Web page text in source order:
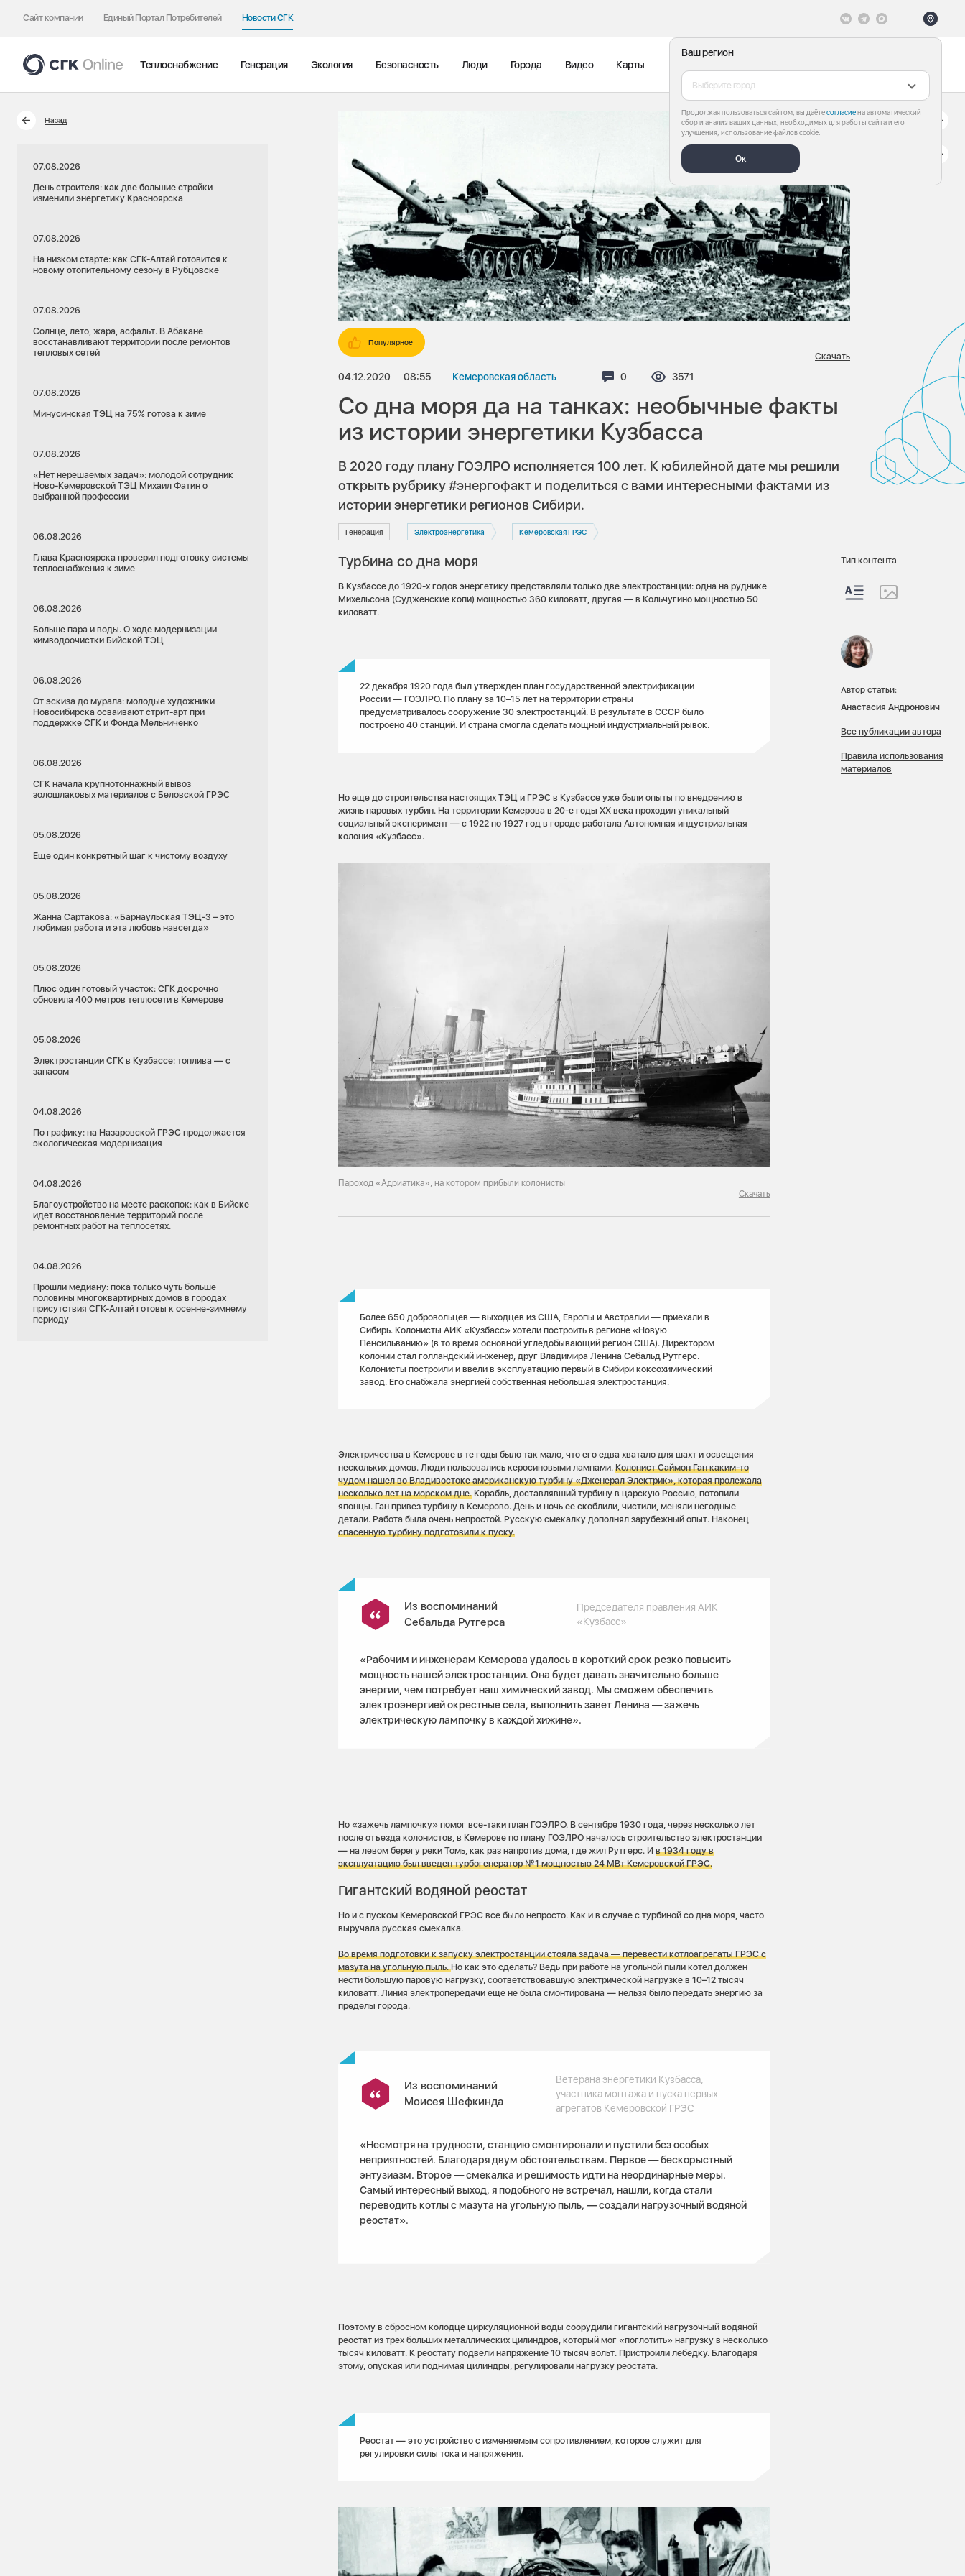
Сайт компании Единый Портал Потребителей Новости СГК
Ваш регион
Выберите город
Продолжая пользоваться сайтом, вы даётесогласиена автоматический
сбор и анализ ваших данных, необходимых для работы сайта и его
улучшения, использование файлов cookie.
Ок
Теплоснабжение Генерация Экология Безопасность Люди Города Видео Карты
Назад
07.08.2026
День строителя: как две большие стройки
изменили энергетику Красноярска
07.08.2026
На низком старте: как СГК-Алтай готовится к
новому отопительному сезону в Рубцовске
07.08.2026
Солнце, лето, жара, асфальт. В Абакане
восстанавливают территории после ремонтов
тепловых сетей
07.08.2026
Минусинская ТЭЦ на 75% готова к зиме
07.08.2026
«Нет нерешаемых задач»: молодой сотрудник
Ново-Кемеровской ТЭЦ Михаил Фатин о
выбранной профессии
06.08.2026
Глава Красноярска проверил подготовку системы
теплоснабжения к зиме
06.08.2026
Больше пара и воды. О ходе модернизации
химводоочистки Бийской ТЭЦ
06.08.2026
От эскиза до мурала: молодые художники
Новосибирска осваивают стрит-арт при
поддержке СГК и Фонда Мельниченко
06.08.2026
СГК начала крупнотоннажный вывоз
золошлаковых материалов с Беловской ГРЭС
05.08.2026
Еще один конкретный шаг к чистому воздуху
05.08.2026
Жанна Сартакова: «Барнаульская ТЭЦ-3 – это
любимая работа и эта любовь навсегда»
05.08.2026
Плюс один готовый участок: СГК досрочно
обновила 400 метров теплосети в Кемерове
05.08.2026
Электростанции СГК в Кузбассе: топлива — с
запасом
04.08.2026
По графику: на Назаровской ГРЭС продолжается
экологическая модернизация
04.08.2026
Благоустройство на месте раскопок: как в Бийске
идет восстановление территорий после
ремонтных работ на теплосетях.
04.08.2026
Прошли медиану: пока только чуть больше
половины многоквартирных домов в городах
присутствия СГК-Алтай готовы к осенне-зимнему
периоду
Популярное
04.12.2020 08:55 Кемеровская область Комментариев:
0 Просмотров:
3571
Скачать
Со дна моря да на танках: необычные факты
из истории энергетики Кузбасса
В 2020 году плану ГОЭЛРО исполняется 100 лет. К юбилейной дате мы решили
открыть рубрику #энергофакт и поделиться с вами интересными фактами из
истории энергетики регионов Сибири.
Генерация Электроэнергетика Кемеровская ГРЭС
Турбина со дна моря
В Кузбассе до 1920-х годов энергетику представляли только две электростанции: одна на руднике
Михельсона (Судженские копи) мощностью 360 киловатт, другая — в Кольчугино мощностью 50
киловатт.
22 декабря 1920 года был утвержден план государственной электрификации
России — ГОЭЛРО. По плану за 10–15 лет на территории страны
предусматривалось сооружение 30 электростанций. В результате в СССР было
построено 40 станций. И страна смогла сделать мощный индустриальный рывок.
Но еще до строительства настоящих ТЭЦ и ГРЭС в Кузбассе уже были опыты по внедрению в
жизнь паровых турбин. На территории Кемерова в 20-е годы XX века проходил уникальный
социальный эксперимент — с 1922 по 1927 год в городе работала Автономная индустриальная
колония «Кузбасс».
Пароход «Адриатика», на котором прибыли колонисты
Скачать
Более 650 добровольцев — выходцев из США, Европы и Австралии — приехали в
Сибирь. Колонисты АИК «Кузбасс» хотели построить в регионе «Новую
Пенсильванию» (в то время основной угледобывающий регион США). Директором
колонии стал голландский инженер, друг Владимира Ленина Себальд Рутгерс.
Колонисты построили и ввели в эксплуатацию первый в Сибири коксохимический
завод. Его снабжала энергией собственная небольшая электростанция.
Электричества в Кемерове в те годы было так мало, что его едва хватало для шахт и освещения
нескольких домов. Люди пользовались керосиновыми лампами.Колонист Саймон Ган каким-то
чудом нашел во Владивостоке американскую турбину «Дженерал Электрик», которая пролежала
несколько лет на морском дне. Корабль, доставлявший турбину в царскую Россию, потопили
японцы. Ган привез турбину в Кемерово. День и ночь ее скоблили, чистили, меняли негодные
детали. Работа была очень непростой. Русскую смекалку дополнял зарубежный опыт. Наконец
спасенную турбину подготовили к пуску.
Из воспоминаний
Себальда Рутгерса
Председателя правления АИК
«Кузбасс»
«Рабочим и инженерам Кемерова удалось в короткий срок резко повысить
мощность нашей электростанции. Она будет давать значительно больше
энергии, чем потребует наш химический завод. Мы сможем обеспечить
электроэнергией окрестные села, выполнить завет Ленина — зажечь
электрическую лампочку в каждой хижине».
Но «зажечь лампочку» помог все-таки план ГОЭЛРО. В сентябре 1930 года, через несколько лет
после отъезда колонистов, в Кемерове по плану ГОЭЛРО началось строительство электростанции
— на левом берегу реки Томь, как раз напротив дома, где жил Рутгерс. Ив 1934 году в
эксплуатацию был введен турбогенератор №1 мощностью 24 МВт Кемеровской ГРЭС.
Гигантский водяной реостат
Но и с пуском Кемеровской ГРЭС все было непросто. Как и в случае с турбиной со дна моря, часто
выручала русская смекалка.
Во время подготовки к запуску электростанции стояла задача — перевести котлоагрегаты ГРЭС с
мазута на угольную пыль.Но как это сделать? Ведь при работе на угольной пыли котел должен
нести большую паровую нагрузку, соответствовавшую электрической нагрузке в 10–12 тысяч
киловатт. Линия электропередачи еще не была смонтирована — нельзя было передать энергию за
пределы города.
Из воспоминаний
Моисея Шефкинда
Ветерана энергетики Кузбасса,
участника монтажа и пуска первых
агрегатов Кемеровской ГРЭС
«Несмотря на трудности, станцию смонтировали и пустили без особых
неприятностей. Благодаря двум обстоятельствам. Первое — бескорыстный
энтузиазм. Второе — смекалка и решимость идти на неординарные меры.
Самый интересный выход, я подобного не встречал, нашли, когда стали
переводить котлы с мазута на угольную пыль, — создали нагрузочный водяной
реостат».
Поэтому в сбросном колодце циркуляционной воды соорудили гигантский нагрузочный водяной
реостат из трех больших металлических цилиндров, который мог «поглотить» нагрузку в несколько
тысяч киловатт. К реостату подвели напряжение 10 тысяч вольт. Пристроили лебедку. Благодаря
этому, опуская или поднимая цилиндры, регулировали нагрузку реостата.
Реостат — это устройство с изменяемым сопротивлением, которое служит для
регулировки силы тока и напряжения.
Тип контента
Автор статьи:
Анастасия Андронович
Все публикации автора
Правила использования
материалов